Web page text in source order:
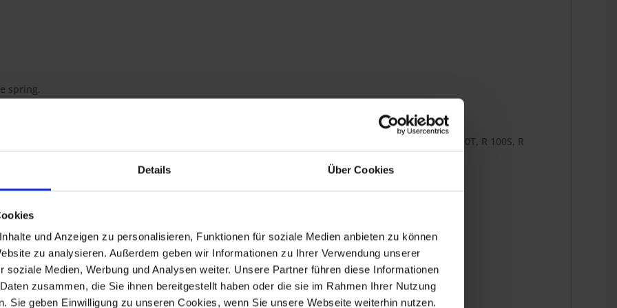
Details Über Cookies
und Anzeigen zu personalisieren, Funktionen für soziale Medien anbieten zu können
zu analysieren. Außerdem geben wir Informationen zu Ihrer Verwendung unserer
soziale Medien, Werbung und Analysen weiter. Unsere Partner führen diese Informationen
zusammen, die Sie ihnen bereitgestellt haben oder die sie im Rahmen Ihrer Nutzung
Sie geben Einwilligung zu unseren Cookies, wenn Sie unsere Webseite weiterhin nutzen.
spring.
7, R 60T, R 75/7, R 75T, R 80/7, R 80/7N, R 80, R 80N, R 80TN, R 80TS, R 80RT, R 100/7, R 100, R 100T, R 100S, R
PD, R 80R, R 80R Mystic, R 100R, R 100R Mystic
R 60/5
1969-1973
R 60/6
1973-1976
R 90/6
1973-1976